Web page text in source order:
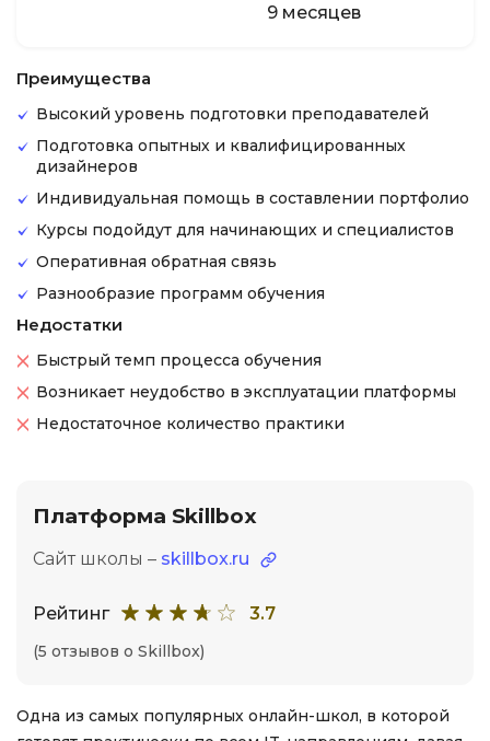
9 месяцев
Преимущества
Высокий уровень подготовки преподавателей
Подготовка опытных и квалифицированных
дизайнеров
Индивидуальная помощь в составлении портфолио
Курсы подойдут для начинающих и специалистов
Оперативная обратная связь
Разнообразие программ обучения
Недостатки
Быстрый темп процесса обучения
Возникает неудобство в эксплуатации платформы
Недостаточное количество практики
Платформа Skillbox
Сайт школы – skillbox.ru
Рейтинг 3.7
(5 отзывов о Skillbox)
Одна из самых популярных онлайн-школ, в которой